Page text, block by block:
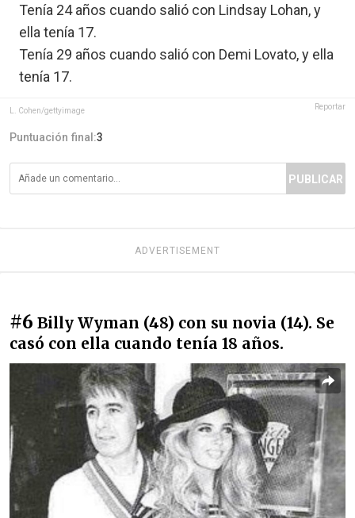
Tenía 24 años cuando salió con Lindsay Lohan, y
ella tenía 17.
Tenía 29 años cuando salió con Demi Lovato, y ella
tenía 17.
L. Cohen/gettyimage Reportar
Puntuación final:3
PUBLICAR
ADVERTISEMENT
#6 Billy Wyman (48) con su novia (14). Se
casó con ella cuando tenía 18 años.